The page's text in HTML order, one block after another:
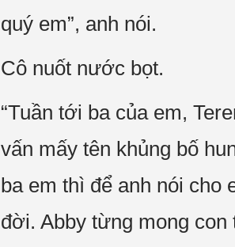
quý em”, anh nói.
Cô nuốt nước bọt.
“Tuần tới ba của em,
vấn mấy tên khủng bố
ba em thì để anh nói cho
đời. Abby từng mong con